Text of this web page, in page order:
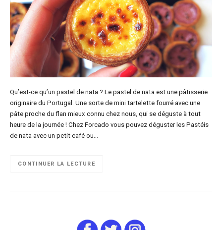
Qu’est-ce qu’un pastel de nata ? Le pastel de nata est une pâtisserie
originaire du Portugal. Une sorte de mini tartelette fourré avec une
pâte proche du flan mieux connu chez nous, qui se déguste à tout
heure de la journée ! Chez Forcado vous pouvez déguster les Pastéis
de nata avec un petit café ou…
CONTINUER LA LECTURE